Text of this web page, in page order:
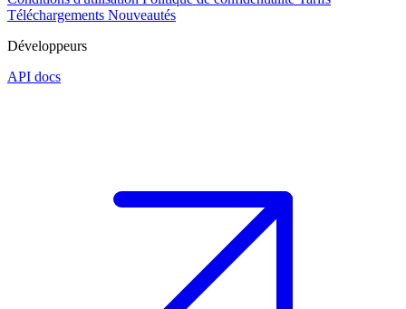
Téléchargements Nouveautés
Développeurs
API docs